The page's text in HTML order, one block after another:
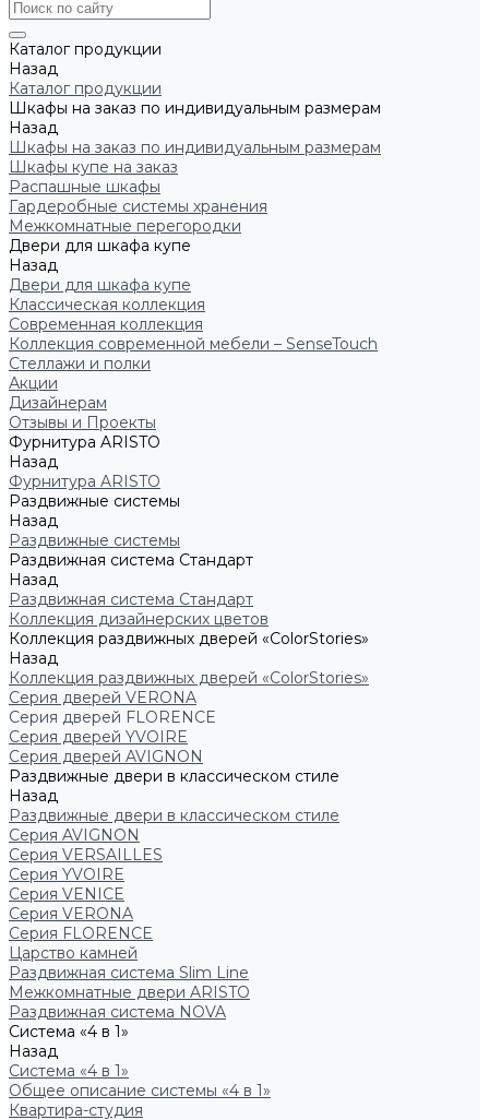
Каталог продукции
Назад
Каталог продукции
Шкафы на заказ по индивидуальным размерам
Назад
Шкафы на заказ по индивидуальным размерам
Шкафы купе на заказ
Распашные шкафы
Гардеробные системы хранения
Межкомнатные перегородки
Двери для шкафа купе
Назад
Двери для шкафа купе
Классическая коллекция
Современная коллекция
Коллекция современной мебели – SenseTouch
Стеллажи и полки
Акции
Дизайнерам
Отзывы и Проекты
Фурнитура ARISTO
Назад
Фурнитура ARISTO
Раздвижные системы
Назад
Раздвижные системы
Раздвижная система Стандарт
Назад
Раздвижная система Стандарт
Коллекция дизайнерских цветов
Коллекция раздвижных дверей «ColorStories»
Назад
Коллекция раздвижных дверей «ColorStories»
Серия дверей VERONA
Серия дверей FLORENCE
Серия дверей YVOIRE
Серия дверей AVIGNON
Раздвижные двери в классическом стиле
Назад
Раздвижные двери в классическом стиле
Серия AVIGNON
Серия VERSAILLES
Серия YVOIRE
Серия VENICE
Серия VERONA
Серия FLORENCE
Царство камней
Раздвижная система Slim Line
Межкомнатные двери ARISTO
Раздвижная система NOVA
Система «4 в 1»
Назад
Система «4 в 1»
Общее описание системы «4 в 1»
Квартира-студия